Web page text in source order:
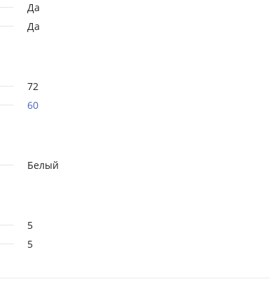
Да
Да
72
60
Белый
5
5